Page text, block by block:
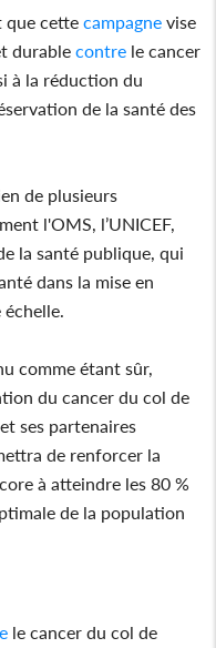
que cette campagne vise
durable contre le cancer
à la réduction du
de la santé des
de plusieurs
l'OMS, l’UNICEF,
la santé publique, qui
dans la mise en
comme étant sûr,
du cancer du col de
ses partenaires
de renforcer la
à atteindre les 80 %
de la population
le cancer du col de